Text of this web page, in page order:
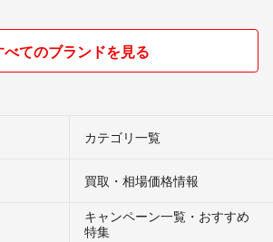
べてのブランドを見る
カテゴリ一覧
買取・相場価格情報
キャンペーン一覧・おすすめ
特集